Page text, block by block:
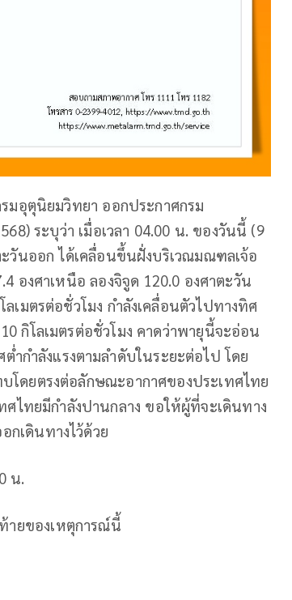
มอุตุนิยมวิทยา ออกประกาศกรม
ระบุว่า เมื่อเวลา 04.00 น. ของวันนี้ (9
วันออก ได้เคลื่อนขึ้นฝั่งบริเวณมณฑลเจ้อ
องศาเหนือ ลองจิจูด 120.0 องศาตะวัน
เมตรต่อชั่วโมง กำลังเคลื่อนตัวไปทางทิศ
กิโลเมตรต่อชั่วโมง คาดว่าพายุนี้จะอ่อน
ำกำลังแรงตามลำดับในระยะต่อไป โดย
โดยตรงต่อลักษณะอากาศของประเทศไทย
ไทยมีกำลังปานกลาง ขอให้ผู้ที่จะเดินทาง
กเดินทางไว้ด้วย
น.
ยของเหตุการณ์นี้